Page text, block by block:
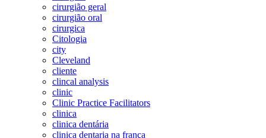
cirurgião geral
cirurgião oral
cirurgica
Citologia
city
Cleveland
cliente
clincal analysis
clinic
Clinic Practice Facilitators
clinica
clinica dentária
clinica dentaria na frança